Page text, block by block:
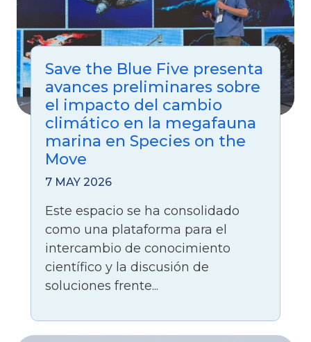
Save the Blue Five presenta
avances preliminares sobre
el impacto del cambio
climático en la megafauna
marina en Species on the
Move
7 MAY 2026
Este espacio se ha consolidado
como una plataforma para el
intercambio de conocimiento
científico y la discusión de
soluciones frente...